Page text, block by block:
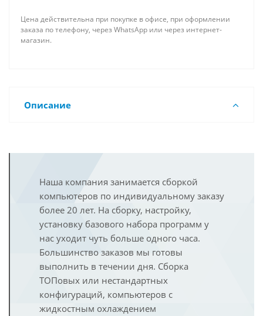
Цена действительна при покупке в офисе, при оформлении
заказа по телефону, через WhatsApp или через интернет-
магазин.
Описание
Наша компания занимается сборкой
компьютеров по индивидуальному заказу
более 20 лет. На сборку, настройку,
установку базового набора программ у
нас уходит чуть больше одного часа.
Большинство заказов мы готовы
выполнить в течении дня. Сборка
ТОПовых или нестандартных
конфигураций, компьютеров с
жидкостным охлаждением